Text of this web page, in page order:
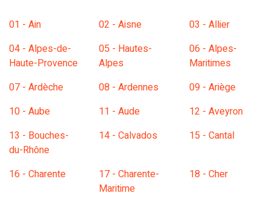
01 - Ain 02 - Aisne
03 - Allier
04 - Alpes-de-
Haute-Provence
05 - Hautes-
Alpes
06 - Alpes-
Maritimes
07 - Ardèche
08 - Ardennes
09 - Ariège
10 - Aube
11 - Aude
12 - Aveyron
13 - Bouches-
du-Rhône
14 - Calvados 15 - Cantal
16 - Charente
17 - Charente-
Maritime
18 - Cher